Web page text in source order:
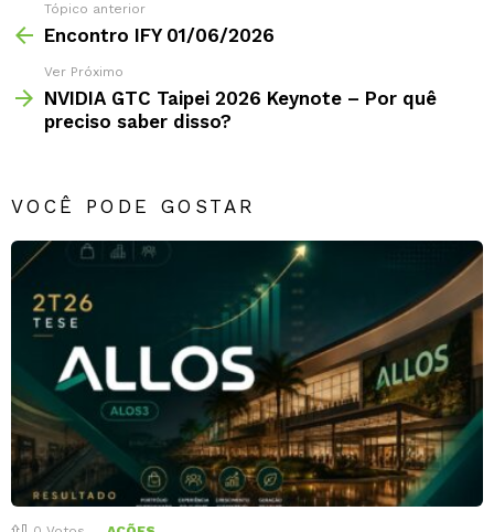
Tópico anterior
Encontro IFY 01/06/2026
Ver Próximo
NVIDIA GTC Taipei 2026 Keynote – Por quê
preciso saber disso?
VOCÊ PODE GOSTAR